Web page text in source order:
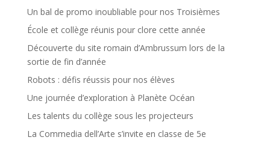
Un bal de promo inoubliable pour nos Troisièmes
École et collège réunis pour clore cette année
Découverte du site romain d’Ambrussum lors de la
sortie de fin d’année
Robots : défis réussis pour nos élèves
Une journée d’exploration à Planète Océan
Les talents du collège sous les projecteurs
La Commedia dell’Arte s’invite en classe de 5e